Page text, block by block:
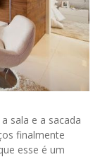
sala e a sacada
finalmente
esse é um